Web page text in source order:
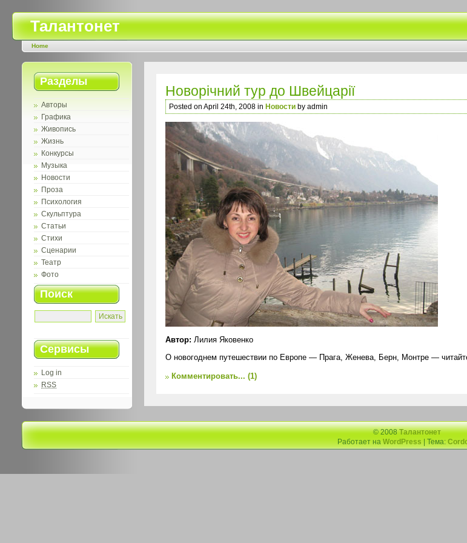
Талантонет
Home
Разделы
Авторы
Графика
Живопись
Жизнь
Конкурсы
Музыка
Новости
Проза
Психология
Скульптура
Статьи
Стихи
Сценарии
Театр
Фото
Поиск
Сервисы
Log in
RSS
Новорічний тур до Швейцарії
Posted on April 24th, 2008 in Новости by admin
Автор: Лилия Яковенко
О новогоднем путешествии по Европе — Прага, Женева, Берн, Монтре —
Комментировать... (1)
© 2008Талантонет
Работает на WordPress | Тема: